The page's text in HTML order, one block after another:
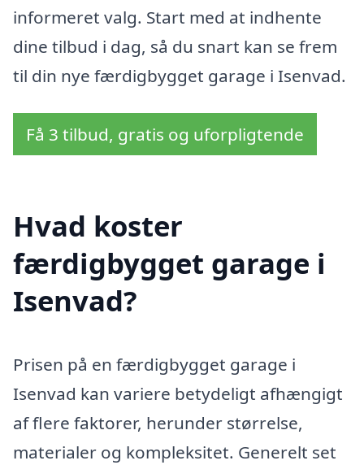
informeret valg. Start med at indhente
dine tilbud i dag, så du snart kan se frem
til din nye færdigbygget garage i Isenvad.
Få 3 tilbud, gratis og uforpligtende
Hvad koster
færdigbygget garage i
Isenvad?
Prisen på en færdigbygget garage i
Isenvad kan variere betydeligt afhængigt
af flere faktorer, herunder størrelse,
materialer og kompleksitet. Generelt set